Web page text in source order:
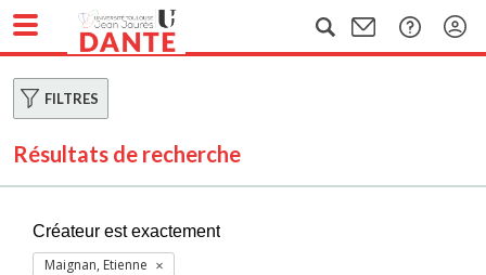
FILTRES
Résultats de recherche
Créateur est exactement
Maignan, Etienne